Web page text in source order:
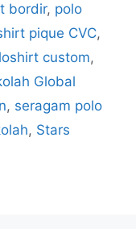
bordir, polo
pique CVC,
custom,
Global
, seragam polo
, Stars